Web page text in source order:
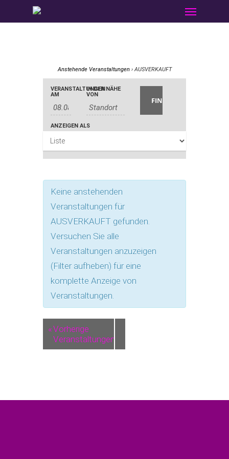
to
Anstehende Veranstaltungen› AUSVERKAUFT
Veranstaltungen
Suche
und
Ansichten,
Navigation
Veranstaltungen
Suche
VERANSTALTUNGEN
AM
IN DER NÄHE
VON
Veranstaltung
Ansichten-
Navigation
ANZEIGEN ALS
Keine anstehenden
Veranstaltungen für
AUSVERKAUFT gefunden.
Versuchen Sie alle
Veranstaltungen anzuzeigen
(Filter aufheben) für eine
komplette Anzeige von
Veranstaltungen.
«Vorherige
Veranstaltungen